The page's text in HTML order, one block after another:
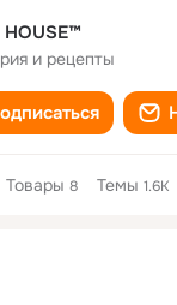
HOUSE™
и рецепты
Товары 8 Темы 1.6K